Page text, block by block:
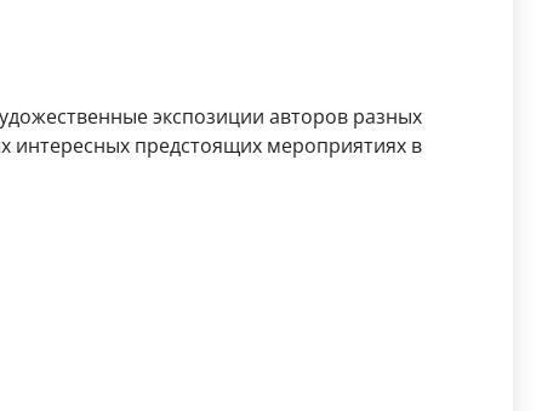
экспозиции авторов разных
предстоящих мероприятиях в